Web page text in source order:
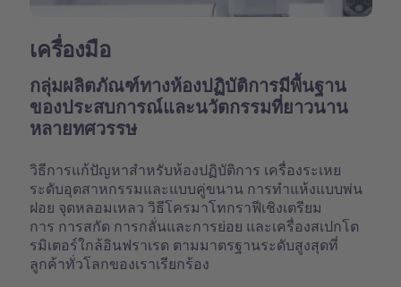
เครื่องมือ
กลุ่มผลิตภัณฑ์ทางห้องปฏิบัติการมีพื้นฐาน
ของประสบการณ์และนวัตกรรมที่ยาวนาน
หลายทศวรรษ
วิธีการแก้ปัญหาสำหรับห้องปฏิบัติการ เครื่องระเหย
ระดับอุตสาหกรรมและแบบคู่ขนาน การทำแห้งแบบพ่น
ฝอย จุดหลอมเหลว วิธีโครมาโทกราฟีเชิงเตรียม
การ การสกัด การกลั่นและการย่อย และเครื่องสเปกโต
รมิเตอร์ใกล้อินฟราเรด ตามมาตรฐานระดับสูงสุดที่
ลูกค้าทั่วโลกของเราเรียกร้อง